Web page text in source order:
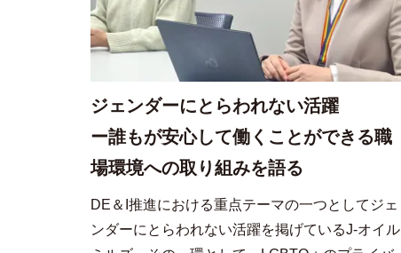
ジェンダーにとらわれない活躍
ー誰もが安心して働くことができる職
場環境への取り組みを語る
DE＆I推進における重点テーマの一つとしてジェ
ンダーにとらわれない活躍を掲げているJ-オイル